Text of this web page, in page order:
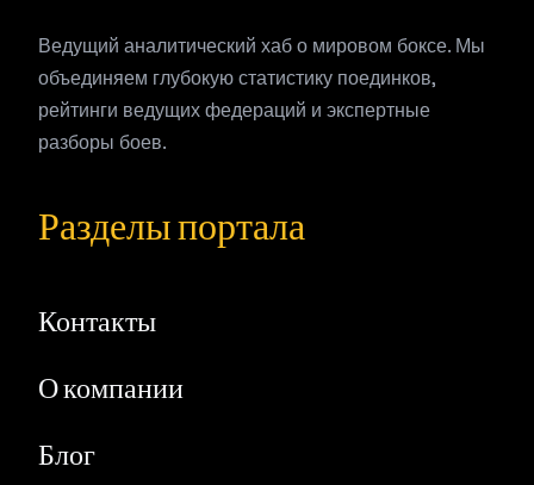
Ведущий аналитический хаб о мировом боксе. Мы
объединяем глубокую статистику поединков,
рейтинги ведущих федераций и экспертные
разборы боев.
Разделы портала
Контакты
О компании
Блог